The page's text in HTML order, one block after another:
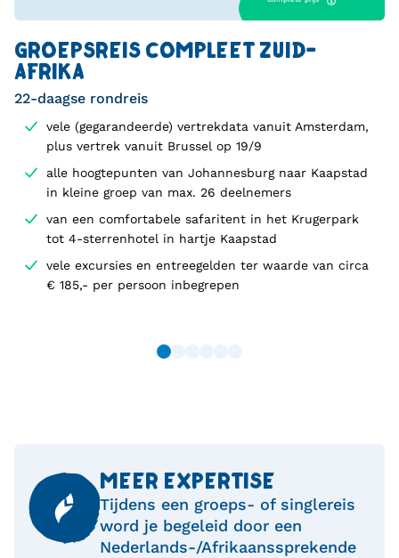
GROEPSREIS COMPLEET ZUID-
AFRIKA
22-daagse rondreis
vele (gegarandeerde) vertrekdata vanuit Amsterdam,
plus vertrek vanuit Brussel op 19/9
alle hoogtepunten van Johannesburg naar Kaapstad
in kleine groep van max. 26 deelnemers
van een comfortabele safaritent in het Krugerpark
tot 4-sterrenhotel in hartje Kaapstad
vele excursies en entreegelden ter waarde van circa
€ 185,- per persoon inbegrepen
MEER EXPERTISE
Tijdens een groeps- of singlereis
word je begeleid door een
Nederlands-/Afrikaanssprekende